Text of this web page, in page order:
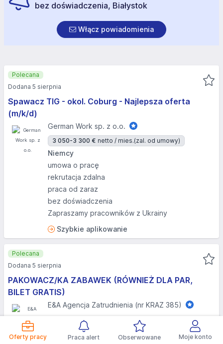
Oferty pracy Praca alert Obserwowane Moje konto
bez doświadczenia, Białystok
Włącz powiadomienia
Spawacz TIG - okol. Coburg - Najlepsza oferta
(m/k/d)
German Work sp. z o.o.
3 050-3 300 € netto / mies.(zal. od umowy)
Niemcy
umowa o pracę
rekrutacja zdalna
praca od zaraz
bez doświadczenia
Zapraszamy pracowników z Ukrainy
Szybkie aplikowanie
Polecana
Dodana 5 sierpnia
PAKOWACZ/KA ZABAWEK (RÓWNIEŻ DLA PAR,
BILET GRATIS)
E&A Agencja Zatrudnienia (nr KRAZ 385)
umowa o pracę
Polecana
Dodana 5 sierpnia